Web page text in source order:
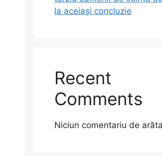
la aceiași concluzie
Recent
Comments
Niciun comentariu de